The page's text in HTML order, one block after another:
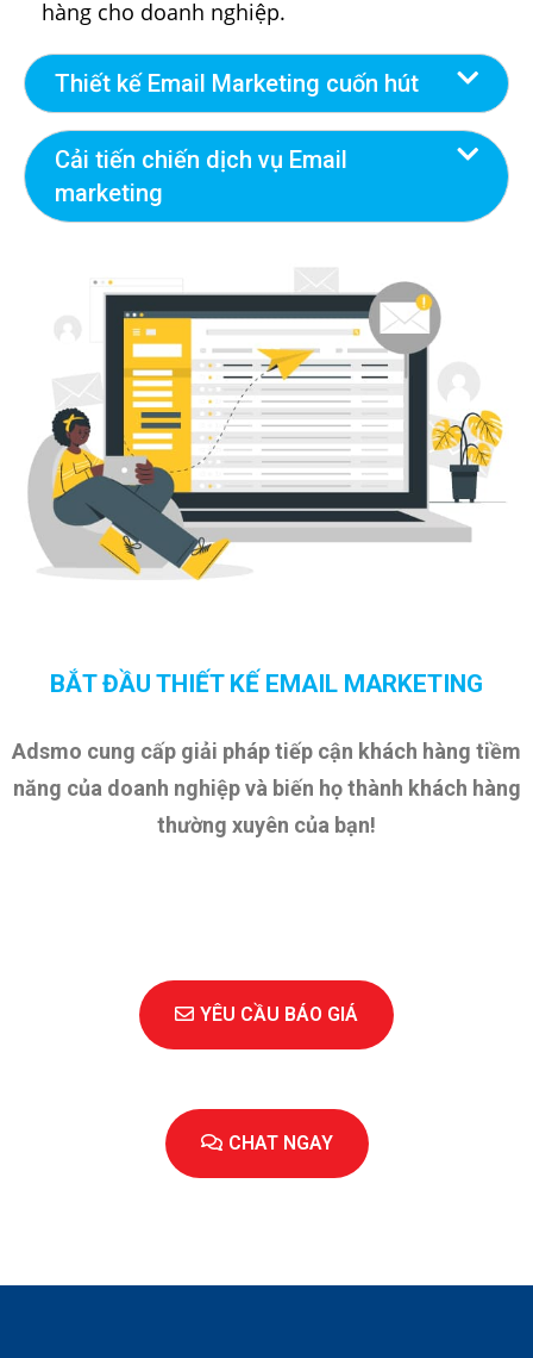
hàng cho doanh nghiệp.
Thiết kế Email Marketing cuốn hút
Cải tiến chiến dịch vụ Email
marketing
BẮT ĐẦU THIẾT KẾ EMAIL MARKETING
Adsmo cung cấp giải pháp tiếp cận khách hàng tiềm
năng của doanh nghiệp và biến họ thành khách hàng
thường xuyên của bạn!
YÊU CẦU BÁO GIÁ
CHAT NGAY